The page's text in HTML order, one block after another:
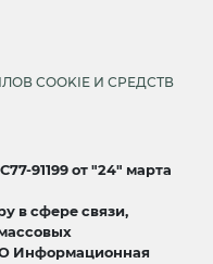
COOKIE И СРЕДСТВ
91199 от "24" марта
в сфере связи,
Информационная